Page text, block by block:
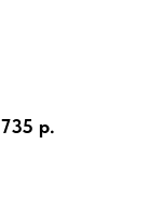
735 р.